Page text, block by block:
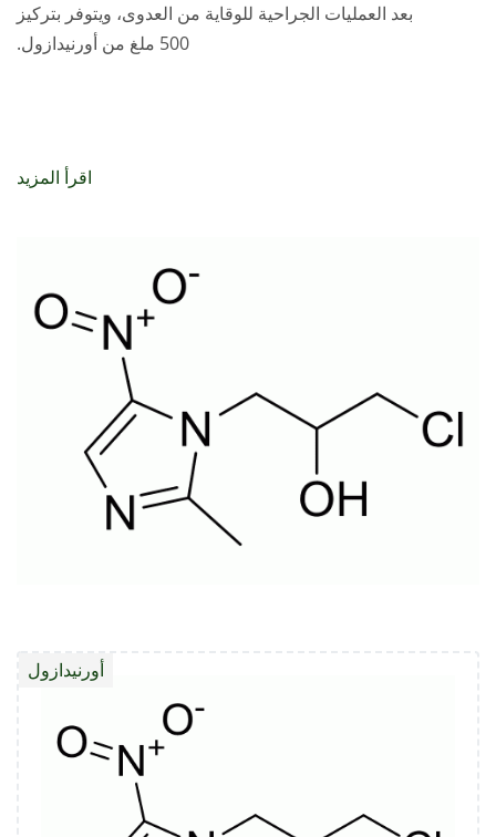
بعد العمليات الجراحية للوقاية من العدوى، ويتوفر بتركيز
500 ملغ من أورنيدازول.
اقرأ المزيد
أورنيدازول